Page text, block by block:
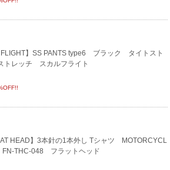
FLIGHT】SS PANTS type6 ブラック タイトスト
レッチ スカルフライト
HEAD】3本針の1本外し Tシャツ MOTORCYCL
THC-048 フラットヘッド